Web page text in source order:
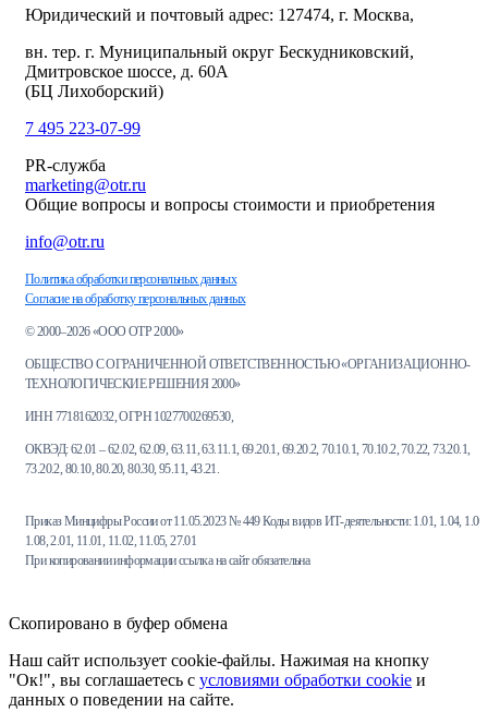
Юридический и почтовый адрес: 127474, г. Москва,
вн. тер. г. Муниципальный округ Бескудниковский,
Дмитровское шоссе, д. 60А
(БЦ Лихоборский)
7 495 223-07-99
PR-служба
marketing@otr.ru
Общие вопросы и вопросы стоимости и приобретения
info@otr.ru
Политика обработки персональных данных
Согласие на обработку персональных данных
© 2000–2026 «ООО ОТР 2000»
ОБЩЕСТВО С ОГРАНИЧЕННОЙ ОТВЕТСТВЕННОСТЬЮ «ОРГАНИЗАЦИОННО-
ТЕХНОЛОГИЧЕСКИЕ РЕШЕНИЯ 2000»
ИНН 7718162032, ОГРН 1027700269530,
ОКВЭД: 62.01 – 62.02, 62.09, 63.11, 63.11.1, 69.20.1, 69.20.2, 70.10.1, 70.10.2, 70.22, 73.20.1,
73.20.2, 80.10, 80.20, 80.30, 95.11, 43.21.
Приказ Минцифры России от 11.05.2023 № 449 Коды видов ИТ-деятельности: 1.01, 1.04, 1.06,
1.08, 2.01, 11.01, 11.02, 11.05, 27.01
При копировании информации ссылка на сайт обязательна
Скопировано в буфер обмена
Наш сайт использует cookie-файлы. Нажимая на кнопку
"Ок!", вы соглашаетесь с условиями обработки cookie и
данных о поведении на сайте.